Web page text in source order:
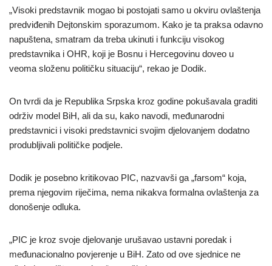
„Visoki predstavnik mogao bi postojati samo u okviru ovlaštenja
predviđenih Dejtonskim sporazumom. Kako je ta praksa odavno
napuštena, smatram da treba ukinuti i funkciju visokog
predstavnika i OHR, koji je Bosnu i Hercegovinu doveo u
veoma složenu političku situaciju“, rekao je Dodik.
On tvrdi da je Republika Srpska kroz godine pokušavala graditi
održiv model BiH, ali da su, kako navodi, međunarodni
predstavnici i visoki predstavnici svojim djelovanjem dodatno
produbljivali političke podjele.
Dodik je posebno kritikovao PIC, nazvavši ga „farso​m“ koja,
prema njegovim riječima, nema nikakva formalna ovlaštenja za
donošenje odluka.
„PIC je kroz svoje djelovanje urušavao ustavni poredak i
međunacionalno povjerenje u BiH. Zato od ove sjednice ne